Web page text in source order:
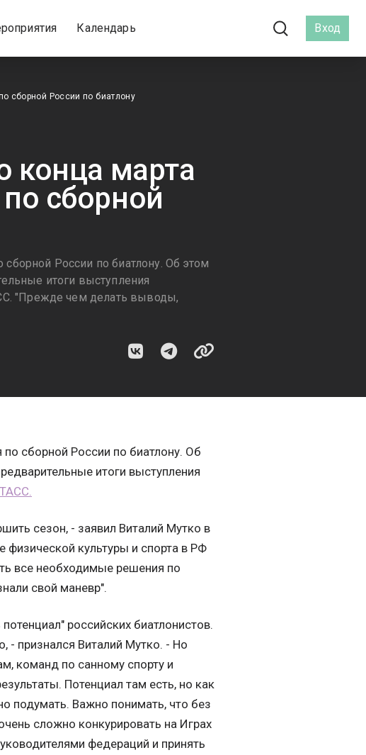
Календарь Вход
сборной России по биатлону
конца марта
сборной
России по биатлону. Об этом
итоги выступления
"Прежде чем делать выводы,
сборной России по биатлону. Об
итоги выступления
сезон, - заявил Виталий Мутко в
физической культуры и спорта в РФ
все необходимые решения по
свой маневр".
российских биатлонистов.
- признался Виталий Мутко. - Но
команд по санному спорту и
Потенциал там есть, но как
подумать. Важно понимать, что без
сложно конкурировать на Играх
федераций и принять